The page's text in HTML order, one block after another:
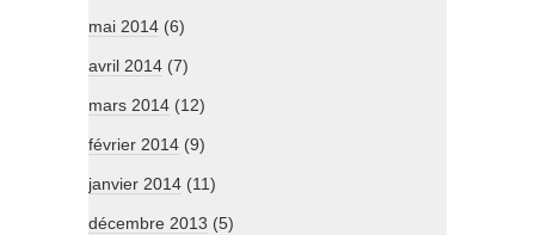
mai 2014 (6)
avril 2014 (7)
mars 2014 (12)
février 2014 (9)
janvier 2014 (11)
décembre 2013 (5)